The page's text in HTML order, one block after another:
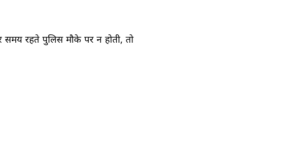
रहते पुलिस मौके पर न होती, तो